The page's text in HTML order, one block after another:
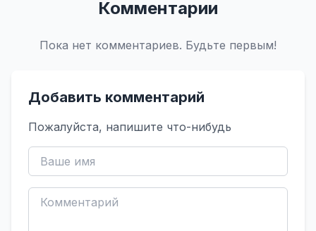
Комментарии
Пока нет комментариев. Будьте первым!
Добавить комментарий
Пожалуйста, напишите что-нибудь